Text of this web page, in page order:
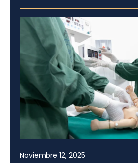
Noviembre 12, 2025